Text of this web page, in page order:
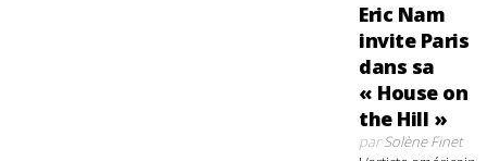
Eric Nam
invite Paris
dans sa
« House on
the Hill »
parSolène Finet